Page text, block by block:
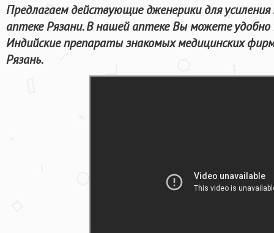
Предлагаем действующие дженерики для
аптеке Рязани. В нашей аптеке Вы можете
Индийские препараты знакомых медицинских
Рязань.